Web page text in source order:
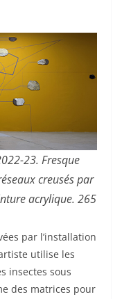
23. Fresque
creusés par
acrylique. 265
par l’installation
utilise les
insectes sous
des matrices pour